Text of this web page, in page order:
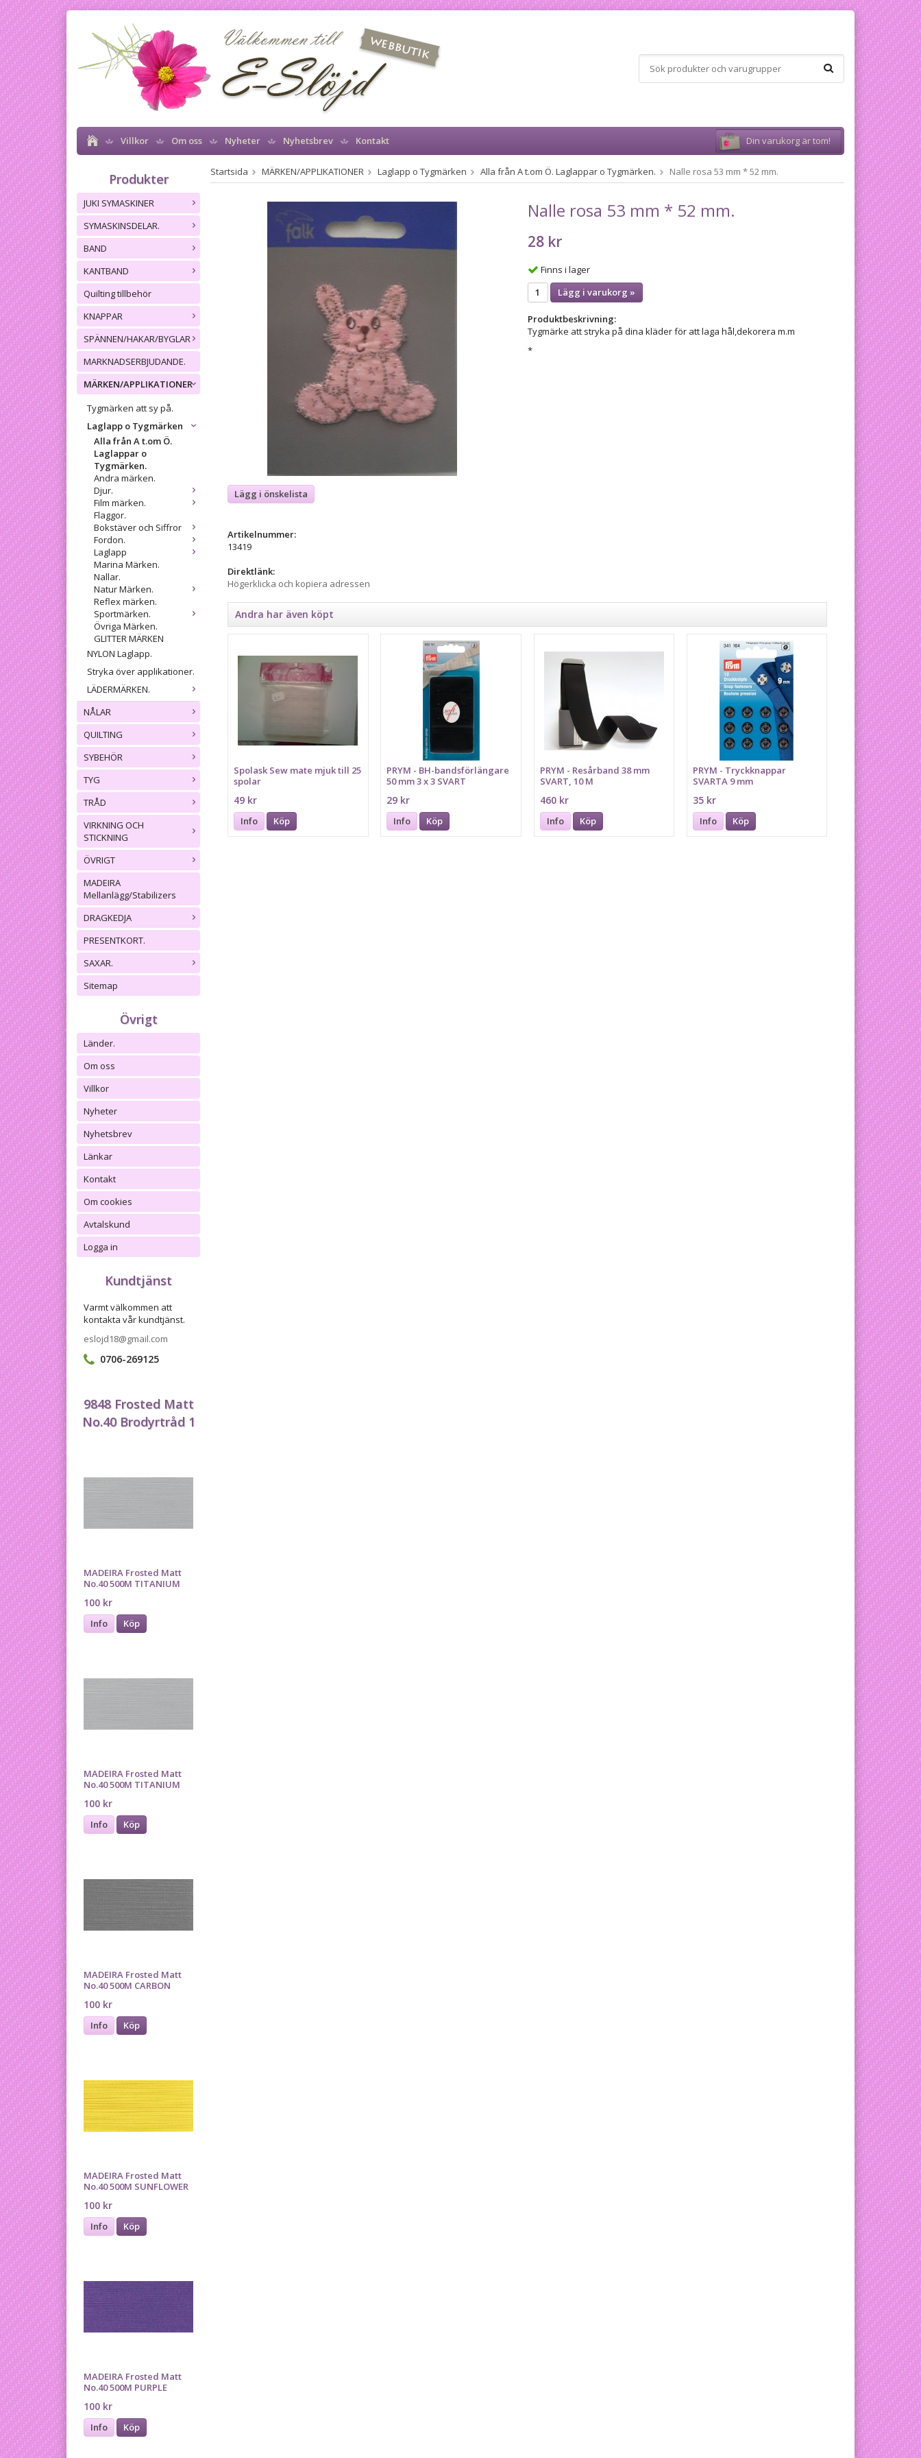
Villkor Om oss Nyheter Nyhetsbrev Kontakt Din varukorg är tom!
Produkter
JUKI SYMASKINER
SYMASKINSDELAR.
BAND
KANTBAND
Quilting tillbehör
KNAPPAR
SPÄNNEN/HAKAR/BYGLAR
MARKNADSERBJUDANDE.
MÄRKEN/APPLIKATIONER
Tygmärken att sy på.
Laglapp o Tygmärken
Alla från A t.om Ö.
Laglappar o
Tygmärken.
Andra märken.
Djur.
Film märken.
Flaggor.
Bokstäver och Siffror
Fordon.
Laglapp
Marina Märken.
Nallar.
Natur Märken.
Reflex märken.
Sportmärken.
Övriga Märken.
GLITTER MÄRKEN
NYLON Laglapp.
Stryka över applikationer.
LÄDERMÄRKEN.
NÅLAR
QUILTING
SYBEHÖR
TYG
TRÅD
VIRKNING OCH
STICKNING
ÖVRIGT
MADEIRA
Mellanlägg/Stabilizers
DRAGKEDJA
PRESENTKORT.
SAXAR.
Sitemap
Övrigt
Länder.
Om oss
Villkor
Nyheter
Nyhetsbrev
Länkar
Kontakt
Om cookies
Avtalskund
Logga in
Kundtjänst
Varmt välkommen att
kontakta vår kundtjänst.
eslojd18@gmail.com
0706-269125
9848 Frosted Matt
No.40 Brodyrtråd 1
MADEIRA Frosted Matt
No.40 500M TITANIUM
100 kr
Info Köp
MADEIRA Frosted Matt
No.40 500M TITANIUM
100 kr
Info Köp
MADEIRA Frosted Matt
No.40 500M CARBON
100 kr
Info Köp
MADEIRA Frosted Matt
No.40 500M SUNFLOWER
100 kr
Info Köp
MADEIRA Frosted Matt
No.40 500M PURPLE
100 kr
Info Köp
Startsida MÄRKEN/APPLIKATIONER Laglapp o Tygmärken Alla från A t.om Ö. Laglappar o Tygmärken. Nalle rosa 53 mm * 52 mm.
Nalle rosa 53 mm * 52 mm.
28 kr
Finns i lager
Lägg i varukorg »
Produktbeskrivning:
Tygmärke att stryka på dina kläder för att laga hål,dekorera m.m
*
Lägg i önskelista
Artikelnummer:
13419
Direktlänk:
Högerklicka och kopiera adressen
Andra har även köpt
Spolask Sew mate mjuk till 25
spolar
49 kr
Info Köp
PRYM - BH-bandsförlängare
50 mm 3 x 3 SVART
29 kr
Info Köp
PRYM - Resårband 38 mm
SVART, 10 M
460 kr
Info Köp
PRYM - Tryckknappar
SVARTA 9 mm
35 kr
Info Köp